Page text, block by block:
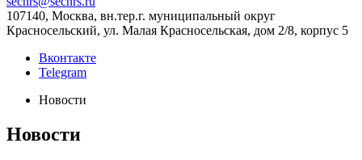
107140, Москва, вн.тер.г. муниципальный округ
Красносельский, ул. Малая Красносельская, дом 2/8, корпус 5
Вконтакте
Telegram
Новости
Новости